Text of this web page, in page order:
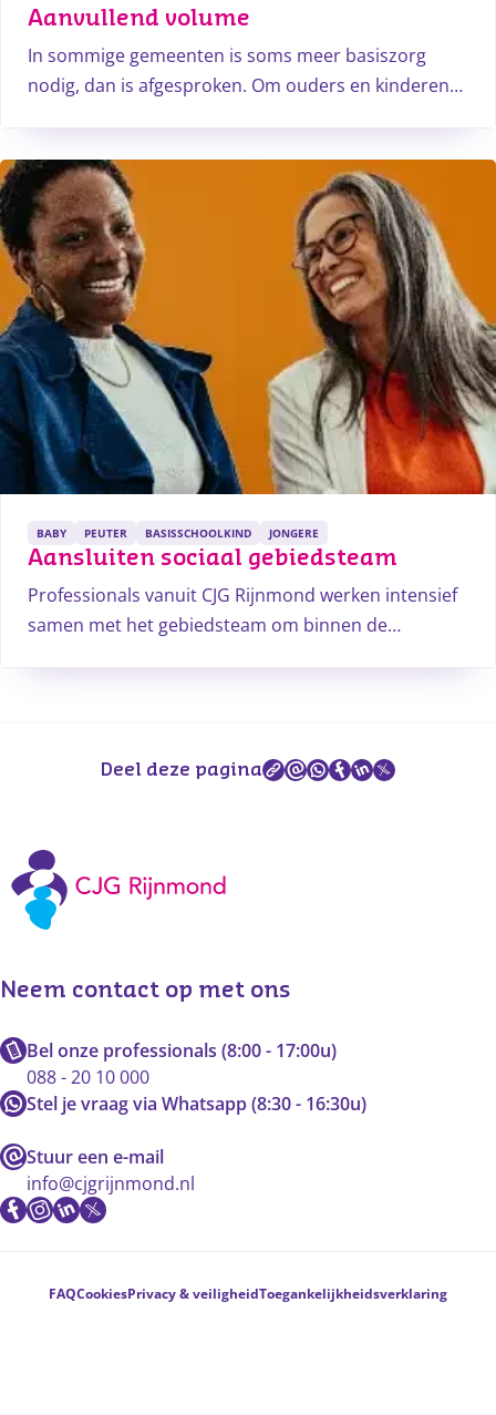
Aanvullend volume
In sommige gemeenten is soms meer basiszorg
nodig, dan is afgesproken. Om ouders en kinderen
vraag te voldoen.
BABY PEUTER BASISSCHOOLKIND JONGERE
Aansluiten sociaal gebiedsteam
Professionals vanuit CJG Rijnmond werken intensief
samen met het gebiedsteam om binnen de
Deel deze pagina
Neem contact op met ons
Bel onze professionals (8:00 - 17:00u)
088 - 20 10 000
Stel je vraag via Whatsapp (8:30 - 16:30u)
Stuur een e-mail
info@cjgrijnmond.nl
Voetnavigatie
FAQCookiesPrivacy & veiligheidToegankelijkheidsverklaring